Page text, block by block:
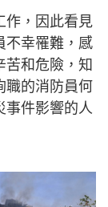
作，因此看見
不幸罹難，感
苦和危險，知
職的消防員何
事件影響的人